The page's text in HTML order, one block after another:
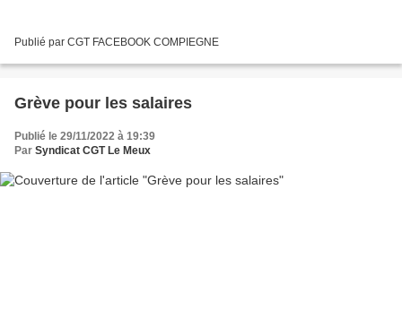
Publié par CGT FACEBOOK COMPIEGNE
Grève pour les salaires
Publié le 29/11/2022 à 19:39
Par Syndicat CGT Le Meux